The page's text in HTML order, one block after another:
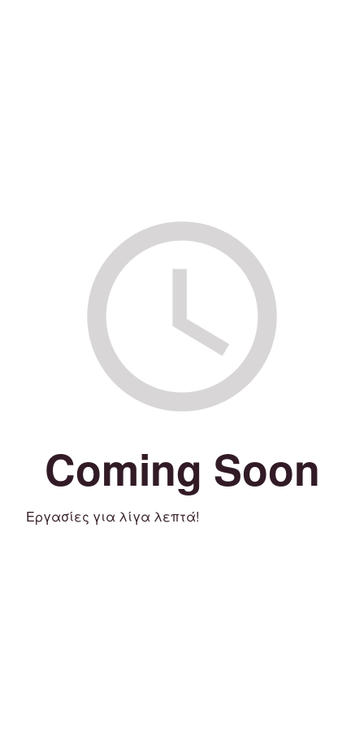
Coming Soon
Εργασίες για λίγα λεπτά!